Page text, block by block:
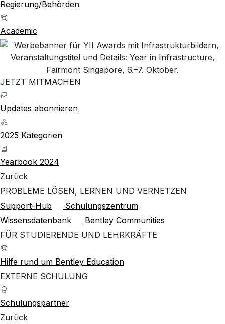
Regierung/Behörden
Academic
JETZT MITMACHEN
Updates abonnieren
2025 Kategorien
Yearbook 2024
Zurück
PROBLEME LÖSEN, LERNEN UND VERNETZEN
Support-Hub
Schulungszentrum
Wissensdatenbank
Bentley Communities
FÜR STUDIERENDE UND LEHRKRÄFTE
Hilfe rund um Bentley Education
EXTERNE SCHULUNG
Schulungspartner
Zurück